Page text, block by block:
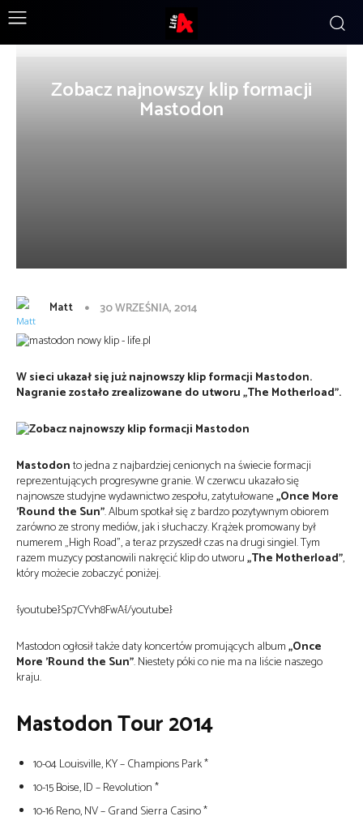
Zobacz najnowszy klip formacji
Mastodon
Matt 30 WRZEŚNIA, 2014
W sieci ukazał się już najnowszy klip formacji Mastodon.
Nagranie zostało zrealizowane do utworu „The Motherload”.
Mastodonto jedna z najbardziej cenionych na świecie formacji
reprezentujących progresywne granie. W czerwcu ukazało się
najnowsze studyjne wydawnictwo zespołu, zatytułowane„Once More
'Round the Sun”. Album spotkał się z bardzo pozytywnym obiorem
zarówno ze strony mediów, jak i słuchaczy. Krążek promowany był
numerem „High Road”, a teraz przyszedł czas na drugi singiel. Tym
razem muzycy postanowili nakręcić klip do utworu„The Motherload”,
który możecie zobaczyć poniżej.
{youtube}Sp7CYvh8FwA{/youtube}
Mastodon ogłosił także daty koncertów promujących album„Once
More 'Round the Sun”. Niestety póki co nie ma na liście naszego
kraju.
Mastodon Tour 2014
10-04 Louisville, KY – Champions Park *
10-15 Boise, ID – Revolution *
10-16 Reno, NV – Grand Sierra Casino *